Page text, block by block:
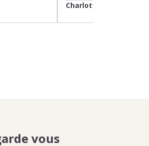
Charlotte
vous